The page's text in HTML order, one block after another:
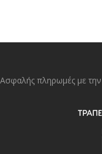
Ασφαλής πληρωμές με την